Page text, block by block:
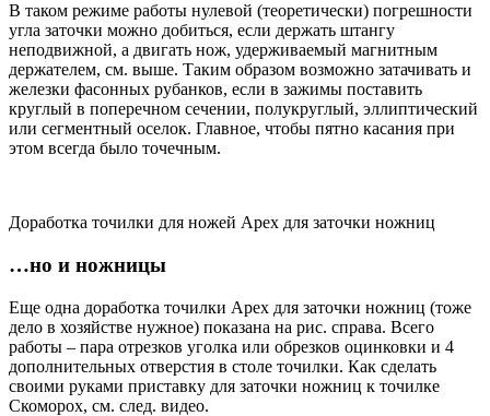
В таком режиме работы нулевой (теоретически) погрешности
угла заточки можно добиться, если держать штангу
неподвижной, а двигать нож, удерживаемый магнитным
держателем, см. выше. Таким образом возможно затачивать и
железки фасонных рубанков, если в зажимы поставить
круглый в поперечном сечении, полукруглый, эллиптический
или сегментный оселок. Главное, чтобы пятно касания при
этом всегда было точечным.
Доработка точилки для ножей Apex для заточки ножниц
…но и ножницы
Еще одна доработка точилки Apex для заточки ножниц (тоже
дело в хозяйстве нужное) показана на рис. справа. Всего
работы – пара отрезков уголка или обрезков оцинковки и 4
дополнительных отверстия в столе точилки. Как сделать
своими руками приставку для заточки ножниц к точилке
Скоморох, см. след. видео.